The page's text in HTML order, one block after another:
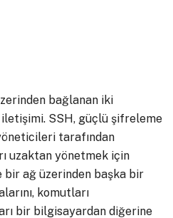
bağlanan iki
SSH, güçlü şifreleme
tarafından
uzaktan yönetmek için
bir ağ üzerinden başka bir
komutları
bir bilgisayardan diğerine